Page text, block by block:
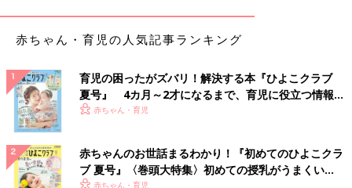
赤ちゃん・育児の人気記事ランキング
育児の困ったがズバリ！解決する本『ひよこクラブ
夏号』 4カ月～2才になるまで、育児に役立つ情報が
いっぱい！
赤ちゃん・育児
赤ちゃんのお世話まるわかり！『初めてのひよこクラ
ブ 夏号』〈巻頭大特集〉初めての授乳がうまくい
赤ちゃん・育児